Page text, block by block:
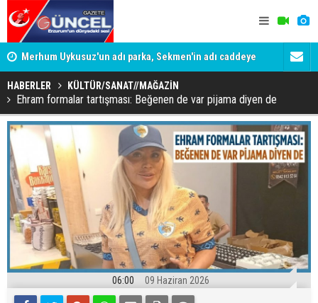
Merhum Uykusuz'un adı parka, Sekmen'in adı caddeye
verildi
HABERLER KÜLTÜR/SANAT//MAĞAZİN
Ehram formalar tartışması: Beğenen de var pijama diyen de
06:00 09 Haziran 2026